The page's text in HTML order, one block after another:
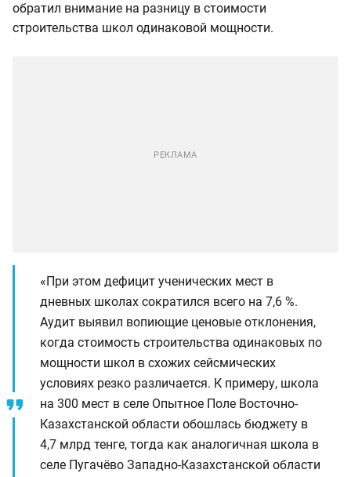
обратил внимание на разницу в стоимости
строительства школ одинаковой мощности.
«При этом дефицит ученических мест в
дневных школах сократился всего на 7,6 %.
Аудит выявил вопиющие ценовые отклонения,
когда стоимость строительства одинаковых по
мощности школ в схожих сейсмических
условиях резко различается. К примеру, школа
на 300 мест в селе Опытное Поле Восточно-
Казахстанской области обошлась бюджету в
4,7 млрд тенге, тогда как аналогичная школа в
селе Пугачёво Западно-Казахстанской области